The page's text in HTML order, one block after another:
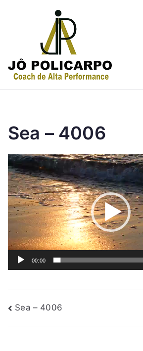
Sea – 4006
Tocador
de
vídeo
00:00
Sea – 4006